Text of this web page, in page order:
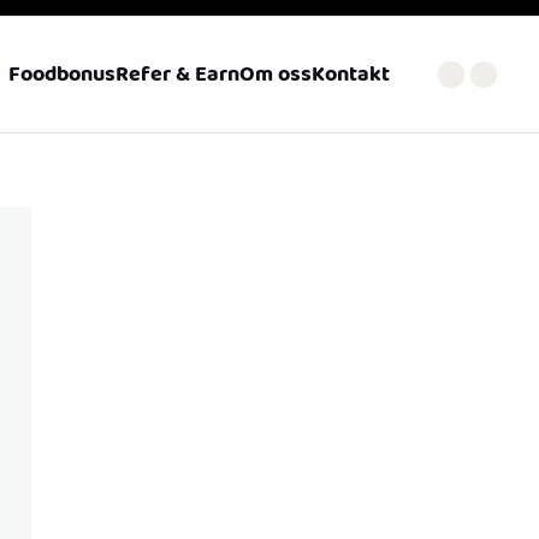
FoodbonusRefer & EarnOm ossKontakt